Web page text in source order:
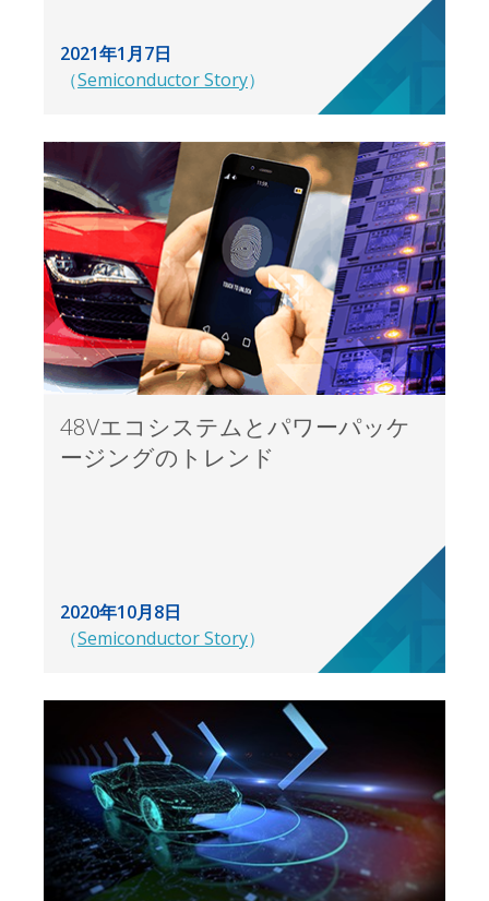
2021年1月7日
（Semiconductor Story）
48Vエコシステムとパワーパッケ
ージングのトレンド
2020年10月8日
（Semiconductor Story）